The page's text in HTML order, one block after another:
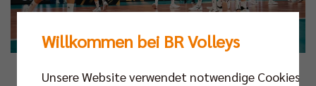
Foto: Justus Stegemann
Willkommen bei BR Volleys
Unsere Website verwendet notwendige Cookies,